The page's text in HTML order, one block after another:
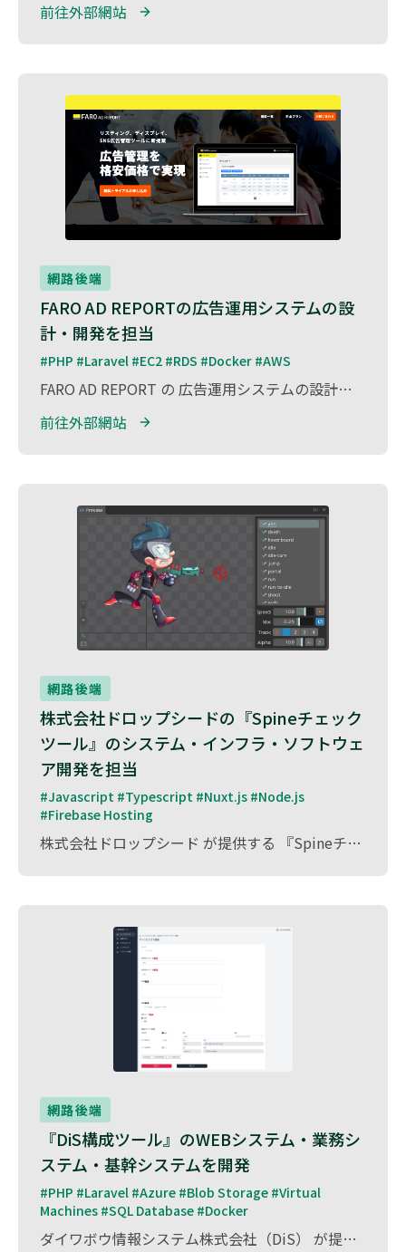
前往外部網站
網路後端
FARO AD REPORTの広告運用システムの設
計・開発を担当
#PHP #Laravel #EC2 #RDS #Docker #AWS
FARO AD REPORT の 広告運用システムの設計・開発 を担当しました。 FARO AD REPORTは、Facebook、Instagram、LINE、X（旧Twitter）、Yahoo!などの主要広告プラットフォームのAPIと連携し、広告運用を効率化するシステム です。 本プロジェクトでは、各広告プラットフォームのAPIを活用し、広告データの自動取得・統合・分析を行う機能を開発 しました。 また、Excel形式でのレポート出力機能を実装し、運用担当者が迅速にデータを活用できる仕組みを構築。 バックエンドには Laravel（PHP） を採用し、拡張性・セキュリティ・パフォーマンスを考慮したシステム設計を行いました。 広告運用の自動化と業務効率化を実現し、マーケティング担当者の負担軽減とデータ活用の最適化に貢献しました。
前往外部網站
網路後端
株式会社ドロップシードの『Spineチェック
ツール』のシステム・インフラ・ソフトウェ
ア開発を担当
#Javascript #Typescript #Nuxt.js #Node.js
#Firebase Hosting
株式会社ドロップシード が提供する 『Spineチェックツール』 の WEBシステム開発・ITインフラ構築・ソフトウェア開発 を担当しました。 Spineチェックツールは、ゲーム開発・アニメーション制作で使用される「Spine」データの品質管理を支援するツール です。 本プロジェクトでは、アニメーションデータの整合性チェックやエラー検出を行うシステムを開発 し、 データの最適化や制作ワークフローの効率化を実現しました。 また、インフラ設計・構築を行い、安定した動作環境を提供。 さらに、柔軟なカスタマイズが可能なソフトウェア設計を採用し、継続的な運用・アップデートに対応できる拡張性の高いシステムを構築 しました。
網路後端
『DiS構成ツール』のWEBシステム・業務シ
ステム・基幹システムを開発
#PHP #Laravel #Azure #Blob Storage #Virtual
Machines #SQL Database #Docker
ダイワボウ情報システム株式会社（DiS） が提供する 『DiS構成ツール』 の WEBシステム開発・業務システム開発・基幹システム開発・ソフトウェア開発 を担当しました。 『DiS構成ツール』は、企業向けITソリューションの構成・提案・見積作成を効率化するシステム であり、複雑な製品選定をスムーズに行えるよう設計されています。 本プロジェクトでは、Laravel（PHP）を活用し、直感的な操作性と高い業務効率を実現するシステムを構築。 また、業務フローの最適化を図り、各種基幹システムとの連携を強化することで、販売管理や受発注プロセスの効率化を支援しました。